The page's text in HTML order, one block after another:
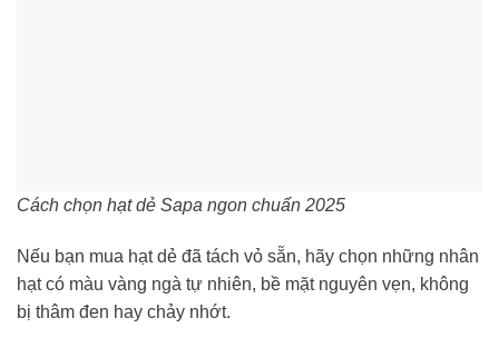
Cách chọn hạt dẻ Sapa ngon chuẩn 2025
Nếu bạn mua hạt dẻ đã tách vỏ sẵn, hãy chọn những nhân
hạt có màu vàng ngà tự nhiên, bề mặt nguyên vẹn, không
bị thâm đen hay chảy nhớt.